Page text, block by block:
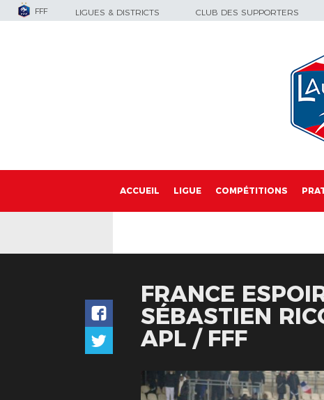
FFF LIGUES & DISTRICTS CLUB DES SUPPORTERS
ACCUEIL LIGUE COMPÉTITIONS
FRANCE
SÉBASTIEN
APL / FFF